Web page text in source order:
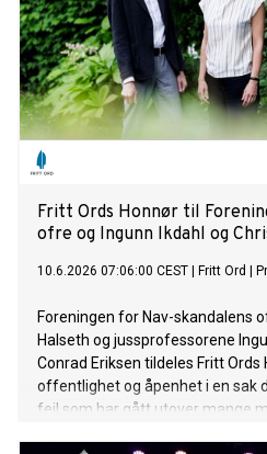
Fritt Ords Honnør til
ofre og Ingunn Ikdahl og
10.6.2026 07:06:00 CEST Fritt Ord
Foreningen for Nav-skandalens
Halseth og jussprofessorene
Conrad Eriksen tildeles Fritt Ords
offentlighet og åpenhet i en sak
feil som har gått utover mange